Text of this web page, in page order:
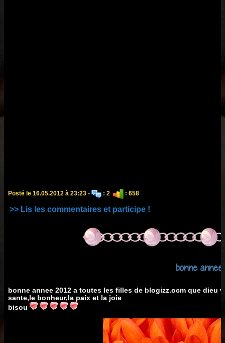
Posté le 16.05.2012 à 23:23 - : 2 : 658
>> Lis les commentaires et participe !
bonne annee
bonne annee 2012 a toutes les filles de blogizz.ocm que dieu
sante,le bonheur,la paix et la joie
bisou